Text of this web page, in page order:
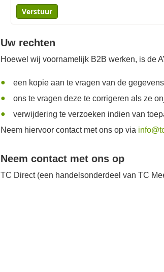
Uw rechten
Hoewel wij voornamelijk B2B werken, is de
een kopie aan te vragen van de
ons te vragen deze te corrigeren als ze
verwijdering te verzoeken indien van
Neem hiervoor contact met ons op via
Neem contact met ons op
TC Direct (een handelsonderdeel van TC